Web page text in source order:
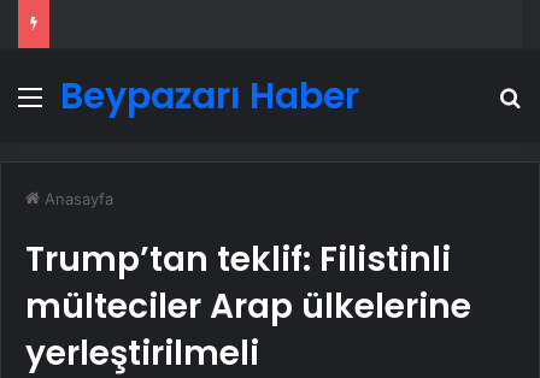
Menü
Beypazarı Haber
Anasayfa
Trump’tan teklif: Filistinli
mülteciler Arap ülkelerine
yerleştirilmeli